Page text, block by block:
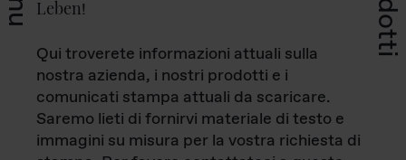
Leben!
Qui troverete informazioni attuali sulla
nostra azienda, i nostri prodotti e i
comunicati stampa attuali da scaricare.
Saremo lieti di fornirvi materiale di testo e
immagini su misura per la vostra richiesta di